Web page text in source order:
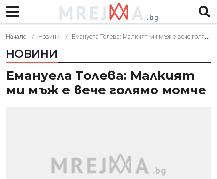
Начало Новини Емануела Толева: Малкият ми мъж е вече голямо момче
НОВИНИ
Емануела Толева: Малкият
ми мъж е вече голямо момче